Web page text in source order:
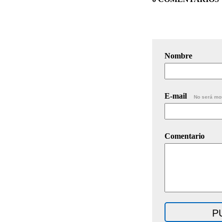
Nombre
E-mail No será
Comentario